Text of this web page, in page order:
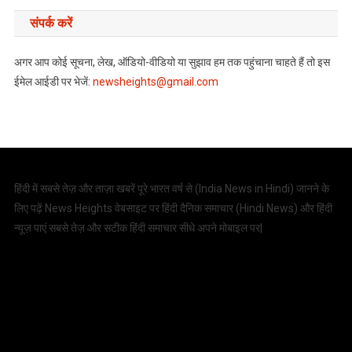
संपर्क करें
अगर आप कोई सूचना, लेख, ऑडियो-वीडियो या सुझाव हम तक पहुंचाना चाहते हैं तो इस
ईमेल आईडी पर भेजें: newsheights@gmail.com
हिंदी में सबसे तेज़ और ताज़ा खबरें पूरे भारत वर्ष से ( India News in Hindi) जानने के
लिए पढ़ें News Heights वेबसाइट पर हिंदी दैनिक समाचार (Hindi News) और हिंदी
न्यूज़ पाएं सबसे तेज़ और सटीक हिंदी समाचार सीधे अपने मोबाइल पर|